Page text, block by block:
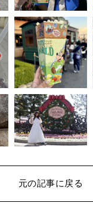
元の記事に戻る